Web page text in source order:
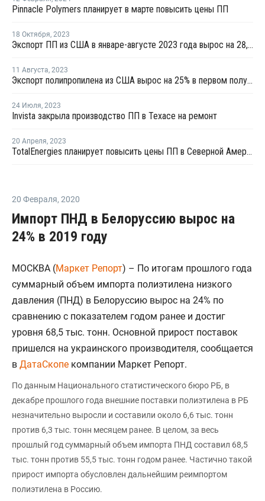
Pinnacle Polymers планирует в марте повысить цены ПП
18 Октября, 2023
Экспорт ПП из США в январе-августе 2023 года вырос на 28,4%
11 Августа, 2023
Экспорт полипропилена из США вырос на 25% в первом полугодии 2023 года
24 Июля, 2023
Invista закрыла производство ПП в Техасе на ремонт
20 Апреля, 2023
TotalEnergies планирует повысить цены ПП в Северной Америке в мае
20 Февраля, 2020
Импорт ПНД в Белоруссию вырос на
24% в 2019 году
МОСКВА (Маркет Репорт) – По итогам прошлого года
суммарный объем импорта полиэтилена низкого
давления (ПНД) в Белоруссию вырос на 24% по
сравнению с показателем годом ранее и достиг
уровня 68,5 тыс. тонн. Основной прирост поставок
пришелся на украинского производителя, сообщается
в ДатаСкопе компании Маркет Репорт.
По данным Национального статистического бюро РБ, в
декабре прошлого года внешние поставки полиэтилена в РБ
незначительно выросли и составили около 6,6 тыс. тонн
против 6,3 тыс. тонн месяцем ранее. В целом, за весь
прошлый год суммарный объем импорта ПНД составил 68,5
тыс. тонн против 55,5 тыс. тонн годом ранее. Частично такой
прирост импорта обусловлен дальнейшим реимпортом
полиэтилена в Россию.